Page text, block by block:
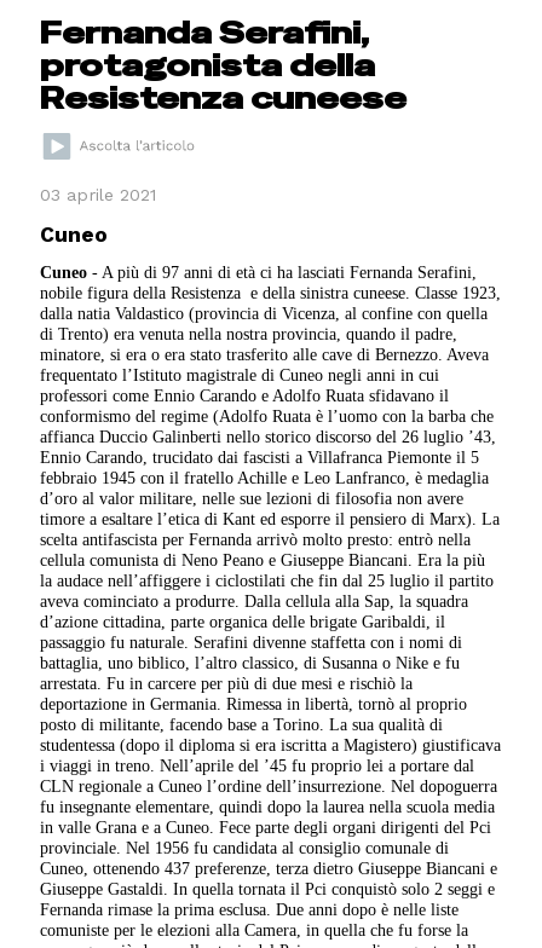
Fernanda Serafini,
protagonista della
Resistenza cuneese
03 aprile 2021
Cuneo
Cuneo - A più di 97 anni di età ci ha lasciati Fernanda Serafini,
nobile figura della Resistenza e della sinistra cuneese. Classe 1923,
dalla natia Valdastico (provincia di Vicenza, al confine con quella
di Trento) era venuta nella nostra provincia, quando il padre,
minatore, si era o era stato trasferito alle cave di Bernezzo. Aveva
frequentato l’Istituto magistrale di Cuneo negli anni in cui
professori come Ennio Carando e Adolfo Ruata sfidavano il
conformismo del regime (Adolfo Ruata è l’uomo con la barba che
affianca Duccio Galinberti nello storico discorso del 26 luglio ’43,
Ennio Carando, trucidato dai fascisti a Villafranca Piemonte il 5
febbraio 1945 con il fratello Achille e Leo Lanfranco, è medaglia
d’oro al valor militare, nelle sue lezioni di filosofia non avere
timore a esaltare l’etica di Kant ed esporre il pensiero di Marx). La
scelta antifascista per Fernanda arrivò molto presto: entrò nella
cellula comunista di Neno Peano e Giuseppe Biancani. Era la più
la audace nell’affiggere i ciclostilati che fin dal 25 luglio il partito
aveva cominciato a produrre. Dalla cellula alla Sap, la squadra
d’azione cittadina, parte organica delle brigate Garibaldi, il
passaggio fu naturale. Serafini divenne staffetta con i nomi di
battaglia, uno biblico, l’altro classico, di Susanna o Nike e fu
arrestata. Fu in carcere per più di due mesi e rischiò la
deportazione in Germania. Rimessa in libertà, tornò al proprio
posto di militante, facendo base a Torino. La sua qualità di
studentessa (dopo il diploma si era iscritta a Magistero) giustificava
i viaggi in treno. Nell’aprile del ’45 fu proprio lei a portare dal
CLN regionale a Cuneo l’ordine dell’insurrezione. Nel dopoguerra
fu insegnante elementare, quindi dopo la laurea nella scuola media
in valle Grana e a Cuneo. Fece parte degli organi dirigenti del Pci
provinciale. Nel 1956 fu candidata al consiglio comunale di
Cuneo, ottenendo 437 preferenze, terza dietro Giuseppe Biancani e
Giuseppe Gastaldi. In quella tornata il Pci conquistò solo 2 seggi e
Fernanda rimase la prima esclusa. Due anni dopo è nelle liste
comuniste per le elezioni alla Camera, in quella che fu forse la